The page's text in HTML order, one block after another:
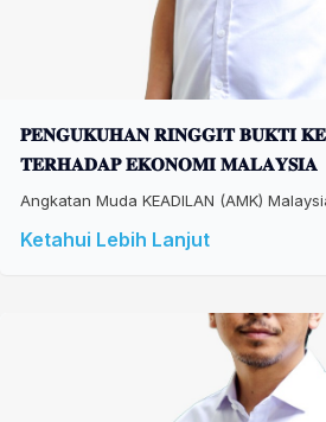
𝐏𝐄𝐍𝐆𝐔𝐊𝐔𝐇𝐀𝐍 𝐑𝐈𝐍𝐆𝐆𝐈𝐓 𝐁𝐔𝐊𝐓𝐈
𝐓𝐄𝐑𝐇𝐀𝐃𝐀𝐏 𝐄𝐊𝐎𝐍𝐎𝐌𝐈 𝐌𝐀𝐋𝐀𝐘𝐒𝐈𝐀
Angkatan Muda KEADILAN (AMK)
Ketahui Lebih Lanjut